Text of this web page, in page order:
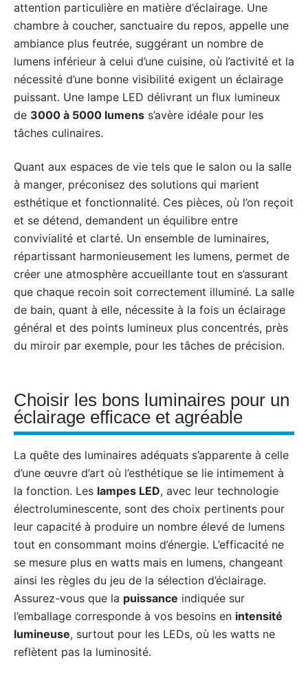
attention particulière en matière d’éclairage. Une
chambre à coucher, sanctuaire du repos, appelle une
ambiance plus feutrée, suggérant un nombre de
lumens inférieur à celui d’une cuisine, où l’activité et la
nécessité d’une bonne visibilité exigent un éclairage
puissant. Une lampe LED délivrant un flux lumineux
de 3000 à 5000 lumens s’avère idéale pour les
tâches culinaires.
Quant aux espaces de vie tels que le salon ou la salle
à manger, préconisez des solutions qui marient
esthétique et fonctionnalité. Ces pièces, où l’on reçoit
et se détend, demandent un équilibre entre
convivialité et clarté. Un ensemble de luminaires,
répartissant harmonieusement les lumens, permet de
créer une atmosphère accueillante tout en s’assurant
que chaque recoin soit correctement illuminé. La salle
de bain, quant à elle, nécessite à la fois un éclairage
général et des points lumineux plus concentrés, près
du miroir par exemple, pour les tâches de précision.
Choisir les bons luminaires pour un
éclairage efficace et agréable
La quête des luminaires adéquats s’apparente à celle
d’une œuvre d’art où l’esthétique se lie intimement à
la fonction. Les lampes LED, avec leur technologie
électroluminescente, sont des choix pertinents pour
leur capacité à produire un nombre élevé de lumens
tout en consommant moins d’énergie. L’efficacité ne
se mesure plus en watts mais en lumens, changeant
ainsi les règles du jeu de la sélection d’éclairage.
Assurez-vous que la puissance indiquée sur
l’emballage corresponde à vos besoins en intensité
lumineuse, surtout pour les LEDs, où les watts ne
reflètent pas la luminosité.